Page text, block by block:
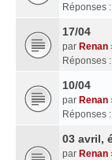
Réponses :
17/04
par Renan
Réponses :
10/04
par Renan
Réponses :
03 avril,
par Renan